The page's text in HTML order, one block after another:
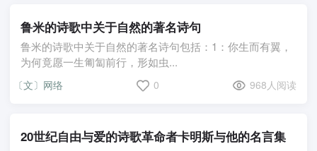
鲁米的诗歌中关于自然的著名诗句
鲁米的诗歌中关于自然的著名诗句包括：1：你生而有翼，
为何竟愿一生匍匐前行，形如虫...
〔文〕网络 0 968人阅读
20世纪自由与爱的诗歌革命者卡明斯与他的名言集